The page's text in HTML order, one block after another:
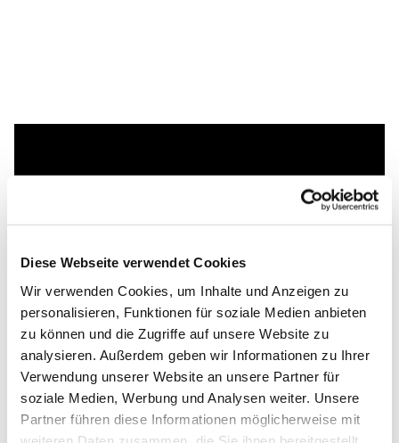
Diese Webseite verwendet Cookies
Wir verwenden Cookies, um Inhalte und Anzeigen zu
personalisieren, Funktionen für soziale Medien anbieten
zu können und die Zugriffe auf unsere Website zu
analysieren. Außerdem geben wir Informationen zu Ihrer
Verwendung unserer Website an unsere Partner für
soziale Medien, Werbung und Analysen weiter. Unsere
Partner führen diese Informationen möglicherweise mit
Dies könnte Sie auch